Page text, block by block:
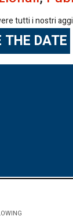
tutti i nostri
THE DATE